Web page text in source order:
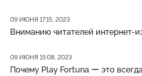
Дата публикации
09 ИЮНЯ 17:15, 2023
Вниманию читателей интернет-
Дата публикации
09 ИЮНЯ 15:08, 2023
Почему Play Fortuna ー это